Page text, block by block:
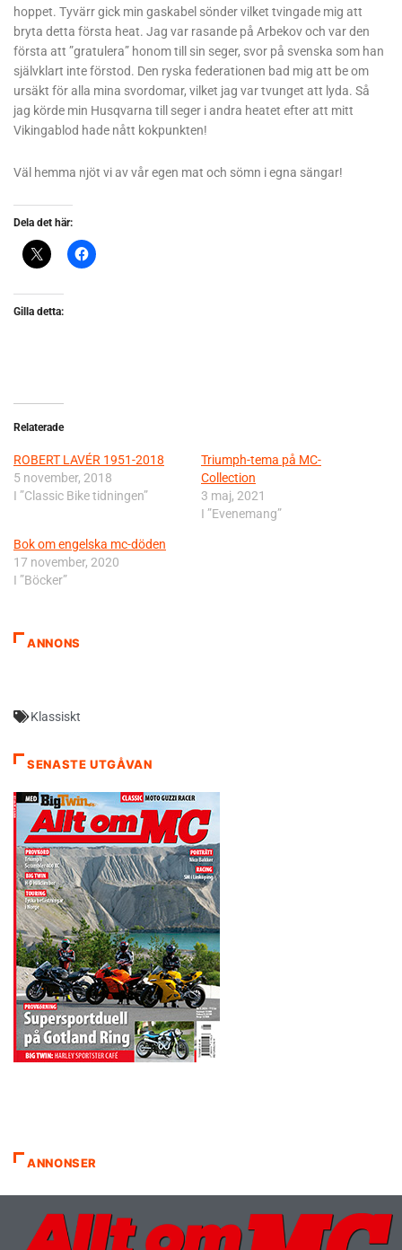
hoppet. Tyvärr gick min gaskabel sönder vilket tvingade mig att
bryta detta första heat. Jag var rasande på Arbekov och var den
första att ”gratulera” honom till sin seger, svor på svenska som han
självklart inte förstod. Den ryska federationen bad mig att be om
ursäkt för alla mina svordomar, vilket jag var tvunget att lyda. Så
jag körde min Husqvarna till seger i andra heatet efter att mitt
Vikingablod hade nått kokpunkten!
Väl hemma njöt vi av vår egen mat och sömn i egna sängar!
Dela det här:
Gilla detta:
Relaterade
ROBERT LAVÉR 1951-2018
5 november, 2018
I ”Classic Bike tidningen”
Triumph-tema på MC-
Collection
3 maj, 2021
I ”Evenemang”
Bok om engelska mc-döden
17 november, 2020
I ”Böcker”
ANNONS
Klassiskt
SENASTE UTGÅVAN
ANNONSER